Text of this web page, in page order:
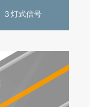
３灯式信号